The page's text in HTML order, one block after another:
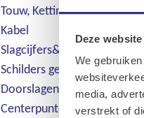
Deze
We
media,
verstrekt of
Touw, Ketting en Staaldraad
Kabel
Slagcijfers& Letters
Schilders gereedschap
Doorslagen, Pendrijvers,
Centerpunten & Beitels